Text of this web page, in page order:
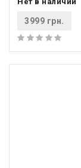
3999 грн.